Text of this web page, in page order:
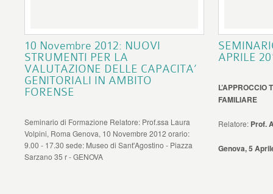
10 Novembre 2012: NUOVI
STRUMENTI PER LA
VALUTAZIONE DELLE CAPACITA’
GENITORIALI IN AMBITO
FORENSE
Seminario di Formazione Relatore: Prof.ssa Laura
Volpini, Roma Genova, 10 Novembre 2012 orario:
9.00 - 17.30 sede: Museo di Sant'Agostino - Piazza
Sarzano 35 r - GENOVA
APRILE
L’APPROCCIO
FAMILIARE
Relatore: Prof.
Genova, 5